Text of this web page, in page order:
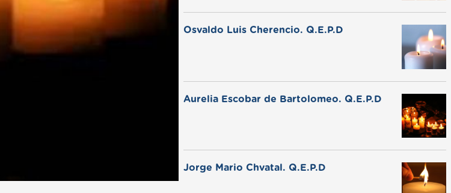
Osvaldo Luis Cherencio. Q.E.P.D
Aurelia Escobar de Bartolomeo. Q.E.P.D
Jorge Mario Chvatal. Q.E.P.D